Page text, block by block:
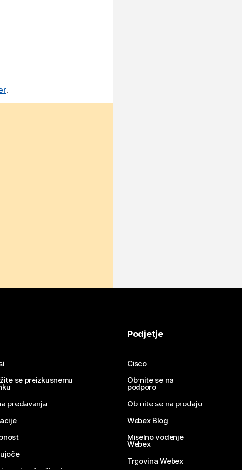
.
se preizkusnemu
predavanja
Podjetje
Cisco
Obrnite se na
podporo
Obrnite se na prodajo
Webex Blog
Miselno vodenje
Webex
Trgovina Webex